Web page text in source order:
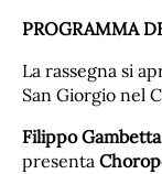
PROGRAMMA
La rassegna si
San Giorgio nel
Filippo
presenta